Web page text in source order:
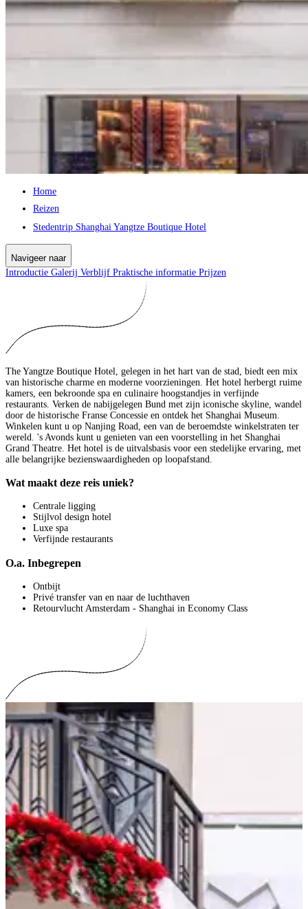
Home
Reizen
Stedentrip Shanghai Yangtze Boutique Hotel
Navigeer naar
Introductie Galerij Verblijf Praktische informatie Prijzen
The Yangtze Boutique Hotel, gelegen in het hart van de stad, biedt een mix
van historische charme en moderne voorzieningen. Het hotel herbergt ruime
kamers, een bekroonde spa en culinaire hoogstandjes in verfijnde
restaurants. Verken de nabijgelegen Bund met zijn iconische skyline, wandel
door de historische Franse Concessie en ontdek het Shanghai Museum.
Winkelen kunt u op Nanjing Road, een van de beroemdste winkelstraten ter
wereld. 's Avonds kunt u genieten van een voorstelling in het Shanghai
Grand Theatre. Het hotel is de uitvalsbasis voor een stedelijke ervaring, met
alle belangrijke bezienswaardigheden op loopafstand.
Wat maakt deze reis uniek?
Centrale ligging
Stijlvol design hotel
Luxe spa
Verfijnde restaurants
O.a. Inbegrepen
Ontbijt
Privé transfer van en naar de luchthaven
Retourvlucht Amsterdam - Shanghai in Economy Class